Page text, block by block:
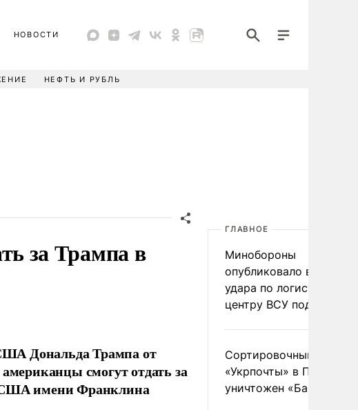
НОВОСТИ
НЕФТЬ И РУБЛЬ
за Трампа в
Дональда Трампа от
смогут отдать за
США имени Франклина
ГЛАВНОЕ
Минобороны
опубликовало видео
удара по
центру ВСУ под Киевом
Сортировочный пункт
«Укрпочты» в
уничтожен